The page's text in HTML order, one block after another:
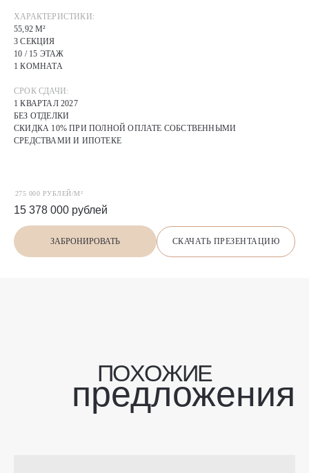
ХАРАКТЕРИСТИКИ:
55,92 М²
3 СЕКЦИЯ
10 / 15 ЭТАЖ
1 КОМНАТА
СРОК СДАЧИ:
1 КВАРТАЛ 2027
БЕЗ ОТДЕЛКИ
СКИДКА 10% ПРИ ПОЛНОЙ ОПЛАТЕ СОБСТВЕННЫМИ
СРЕДСТВАМИ И ИПОТЕКЕ
275 000 РУБЛЕЙ/М²
15 378 000 рублей
ЗАБРОНИРОВАТЬ СКАЧАТЬ ПРЕЗЕНТАЦИЮ
ПОХОЖИЕ
предложения